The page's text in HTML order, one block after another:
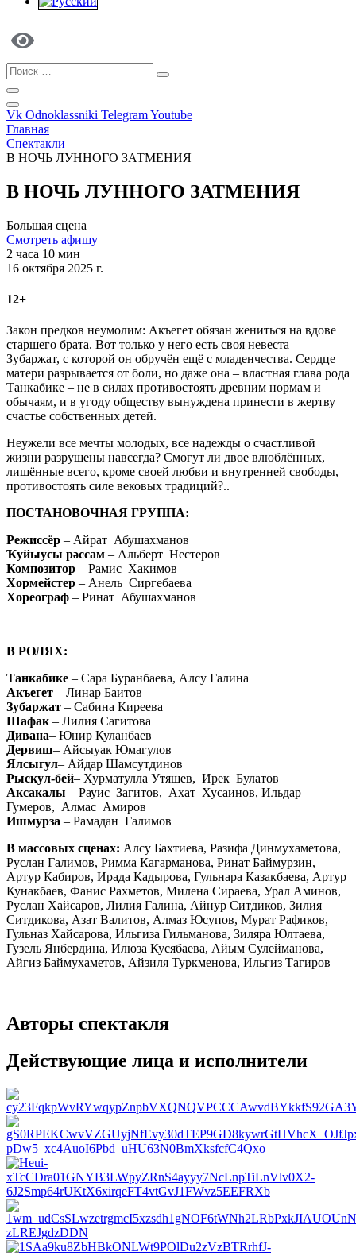
Vk Odnoklassniki TelegramYoutube
Главная
Спектакли
В НОЧЬ ЛУННОГО ЗАТМЕНИЯ
В НОЧЬ ЛУННОГО ЗАТМЕНИЯ
Большая сцена
Смотреть афишу
2 часа 10 мин
16 октября 2025 г.
12+
Закон предков неумолим: Акъегет обязан жениться на вдове
старшего брата. Вот только у него есть своя невеста –
Зубаржат, с которой он обручён ещё с младенчества. Сердце
матери разрывается от боли, но даже она – властная глава рода
Танкабике – не в силах противостоять древним нормам и
обычаям, и в угоду обществу вынуждена принести в жертву
счастье собственных детей.
Неужели все мечты молодых, все надежды о счастливой
жизни разрушены навсегда? Смогут ли двое влюблённых,
лишённые всего, кроме своей любви и внутренней свободы,
противостоять силе вековых традиций?..
ПОСТАНОВОЧНАЯ ГРУППА:
Режиссёр – Айрат Абушахманов
Ҡуйыусы рәссам – Альберт Нестеров
Композитор – Рамис Хакимов
Хормейстер – Анель Сиргебаева
Хореограф – Ринат Абушахманов
В РОЛЯХ:
Танкабике – Сара Буранбаева, Алсу Галина
Акъегет – Линар Баитов
Зубаржат – Сабина Киреева
Шафак – Лилия Сагитова
Дивана– Юнир Куланбаев
Дервиш– Айсыуак Юмагулов
Ялсыгул– Айдар Шамсутдинов
Рыскул-бей– Хурматулла Утяшев, Ирек Булатов
Аксакалы – Рауис Загитов, Ахат Хусаинов, Ильдар
Гумеров, Алмас Амиров
Ишмурза – Рамадан Галимов
В массовых сценах: Алсу Бахтиева, Разифа Динмухаметова,
Руслан Галимов, Римма Кагарманова, Ринат Баймурзин,
Артур Кабиров, Ирада Кадырова, Гульнара Казакбаева, Артур
Кунакбаев, Фанис Рахметов, Милена Сираева, Урал Аминов,
Руслан Хайсаров, Лилия Галина, Айнур Ситдиков, Зилия
Ситдикова, Азат Валитов, Алмаз Юсупов, Мурат Рафиков,
Гульназ Хайсарова, Ильгиза Гильманова, Зиляра Юлтаева,
Гузель Янбердина, Илюза Кусябаева, Айым Сулейманова,
Айгиз Баймухаметов, Айзиля Туркменова, Ильгиз Тагиров
Авторы спектакля
Действующие лица и исполнители